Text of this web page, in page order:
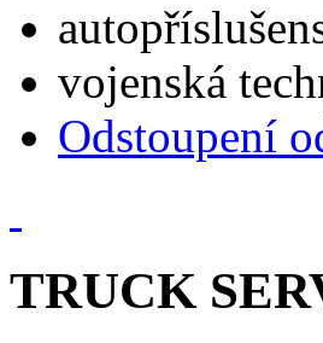
vojenská
Odstoupení
TRUCK